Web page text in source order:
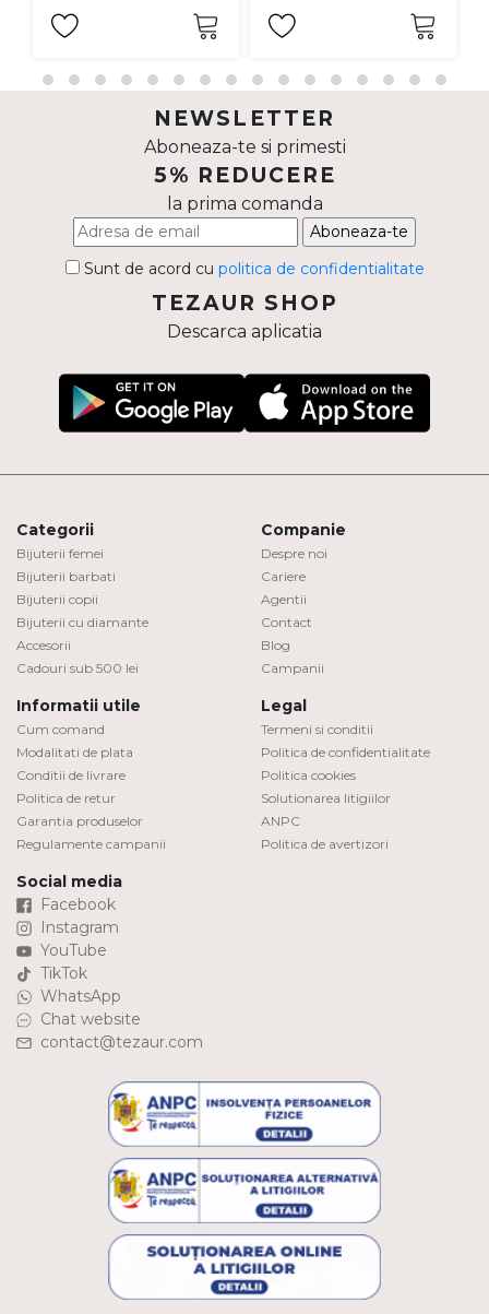
NEWSLETTER
Aboneaza-te si primesti
5% REDUCERE
la prima comanda
Aboneaza-te
Sunt de acord cu politica de confidentialitate
TEZAUR SHOP
Descarca aplicatia
Categorii
Bijuterii femei
Bijuterii barbati
Bijuterii copii
Bijuterii cu diamante
Accesorii
Cadouri sub 500 lei
Companie
Despre noi
Cariere
Agentii
Contact
Blog
Campanii
Informatii utile
Cum comand
Modalitati de plata
Conditii de livrare
Politica de retur
Garantia produselor
Regulamente campanii
Legal
Termeni si conditii
Politica de confidentialitate
Politica cookies
Solutionarea litigiilor
ANPC
Politica de avertizori
Social media
Facebook
Instagram
YouTube
TikTok
WhatsApp
Chat website
contact@tezaur.com